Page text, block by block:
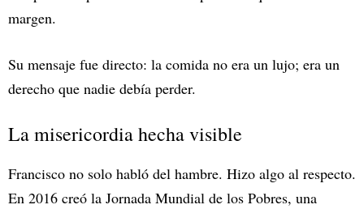
margen.
Su mensaje fue directo: la comida no era un lujo; era un
derecho que nadie debía perder.
La misericordia hecha visible
Francisco no solo habló del hambre. Hizo algo al respecto.
En 2016 creó la Jornada Mundial de los Pobres, una